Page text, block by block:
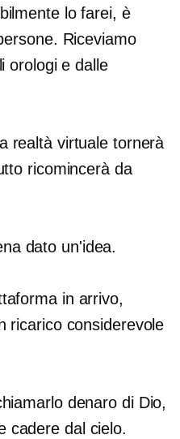
lo farei, è
Riceviamo
orologi e dalle
realtà virtuale tornerà
ricomincerà da
dato un'idea.
in arrivo,
ricarico considerevole
denaro di Dio,
cadere dal cielo.